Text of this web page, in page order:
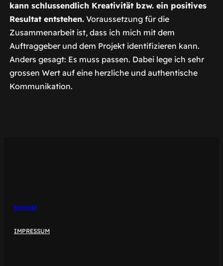
kann schlussendlich Kreativität bzw. ein positives
Resultat entstehen.Voraussetzung für die
Zusammenarbeit ist, dass ich mich mit dem
Auftraggeber und dem Projekt identifizieren kann.
Anders gesagt: Es muss passen. Dabei lege ich sehr
grossen Wert auf eine herzliche und authentische
Kommunikation.
Kontakt
IMPRESSUM